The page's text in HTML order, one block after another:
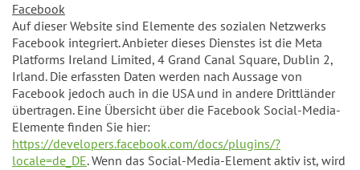
Facebook
Auf dieser Website sind Elemente des sozialen Netzwerks
Facebook integriert. Anbieter dieses Dienstes ist die Meta
Platforms Ireland Limited, 4 Grand Canal Square, Dublin 2,
Irland. Die erfassten Daten werden nach Aussage von
Facebook jedoch auch in die USA und in andere Drittländer
übertragen. Eine Übersicht über die Facebook Social-Media-
Elemente finden Sie hier:
https://developers.facebook.com/docs/plugins/?
locale=de_DE. Wenn das Social-Media-Element aktiv ist, wird